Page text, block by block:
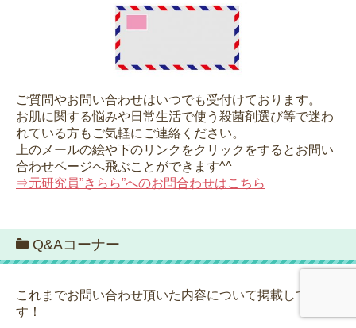
ご質問やお問い合わせはいつでも受付けております。
お肌に関する悩みや日常生活で使う殺菌剤選び等で迷わ
れている方もご気軽にご連絡ください。
上のメールの絵や下のリンクをクリックをするとお問い
合わせページへ飛ぶことができます^^
⇒元研究員”きらら”へのお問合わせはこちら
Q&Aコーナー
これまでお問い合わせ頂いた内容について掲載していま
す！